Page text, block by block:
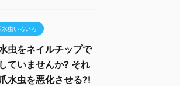
水虫いろいろ
虫をネイルチップで
ていませんか? それ
水虫を悪化させる?!